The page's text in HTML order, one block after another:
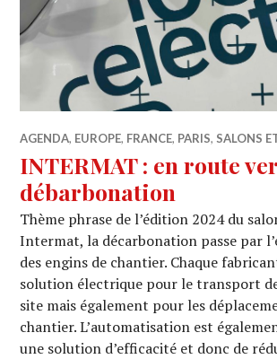
AGENDA, EUROPE, FRANCE, PARIS, SALONS
INTERMAT : en route
débarbonation
Thème phrase de l’édition 2024 du
Intermat, la décarbonation passe par
des engins de chantier. Chaque
solution électrique pour le transport
site mais également pour les
chantier. L’automatisation est
une solution d’efficacité et donc de